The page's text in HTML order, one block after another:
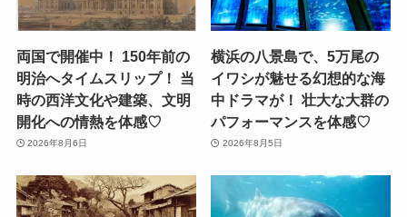
両国で開催中！ 150年前の
明治へタイムスリップ！ 当
時の西洋文化や建築、文明
開化への情熱を体感♡
2026年8月6日
横浜の八景島で、5万尾の
イワシが魅せる幻想的な海
中ドラマが！ 壮大な大群の
パフォーマンスを体感♡
2026年8月5日